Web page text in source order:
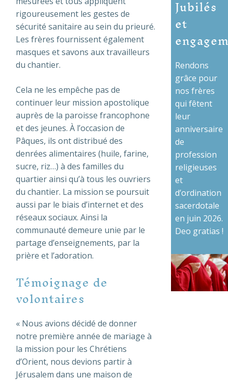
rigoureusement les gestes de
sécurité sanitaire au sein du prieuré.
Les frères fournissent également
masques et savons aux travailleurs
du chantier.
Cela ne les empêche pas de
continuer leur mission apostolique
auprès de la paroisse francophone
et des jeunes. À l’occasion de
Pâques, ils ont distribué des
denrées alimentaires (huile, farine,
sucre, riz…) à des familles du
quartier ainsi qu’à tous les ouvriers
du chantier. La mission se poursuit
aussi par le biais d’internet et des
réseaux sociaux. Ainsi la
communauté demeure unie par le
partage d’enseignements, par la
prière et l’adoration.
Témoignage de
volontaires
« Nous avions décidé de donner
notre première année de mariage à
la mission pour les Chrétiens
d’Orient, nous devions partir à
Jérusalem dans une maison de
Jubilés
et
Rendons
grâce pour
nos frères
qui fêtent
leur
anniversaire
de
profession
religieuses
et
d’ordination
sacerdotale
en juin 2026.
Deo gratias !